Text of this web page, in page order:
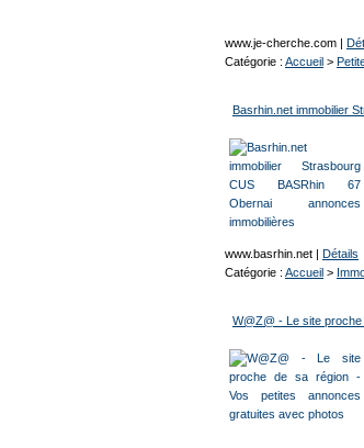
www.je-cherche.com |
Catégorie : Accueil >
Basrhin.net immobilier
www.basrhin.net | Détails
Catégorie : Accueil >
W@Z@ - Le site